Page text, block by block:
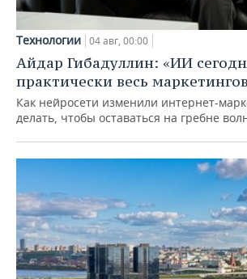
Технологии 04 авг, 00:00
Айдар Гибадуллин: «ИИ
практически весь
Как нейросети изменили интернет-
делать, чтобы оставаться на гребне